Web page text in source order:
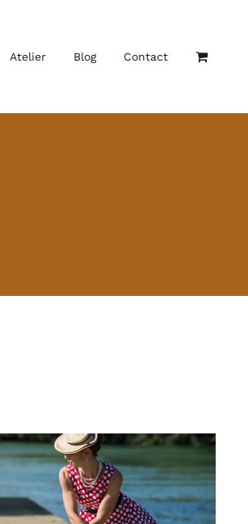
Atelier Blog Contact